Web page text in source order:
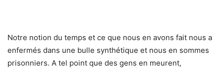
Notre notion du temps et ce que nous en avons fait nous a
enfermés dans une bulle synthétique et nous en sommes
prisonniers. A tel point que des gens en meurent,